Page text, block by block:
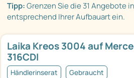
Tipp:Grenzen Sie die 31 Angebote
entsprechend Ihrer Aufbauart ein.
Laika Kreos 3004 auf
316CDI
Händlerinserat Gebraucht